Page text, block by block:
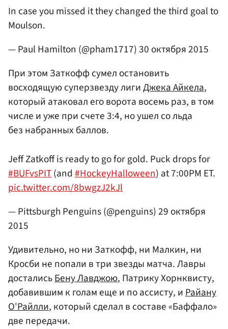
In case you missed it they changed the third goal to
Moulson.
— Paul Hamilton (@pham1717)30 октября 2015
При этом Заткофф сумел остановить
восходящую суперзвезду лигиДжека Айкела,
который атаковал его ворота восемь раз, в том
числе и уже при счете 3:4, но ушел со льда
без набранных баллов.
Jeff Zatkoff is ready to go for gold. Puck drops for
#BUFvsPIT(and #HockeyHalloween) at 7:00PM ET.
pic.twitter.com/8bwgzJ2kJl
— Pittsburgh Penguins (@penguins)29 октября
2015
Удивительно, но ни Заткофф, ни Малкин, ни
Кросби не попали в три звезды матча. Лавры
досталисьБену Лавджою, Патрику Хорнквисту,
добавившим к голам еще и по ассисту, иРайану
О'Райлли, который сделал в составе «Баффало»
две передачи.